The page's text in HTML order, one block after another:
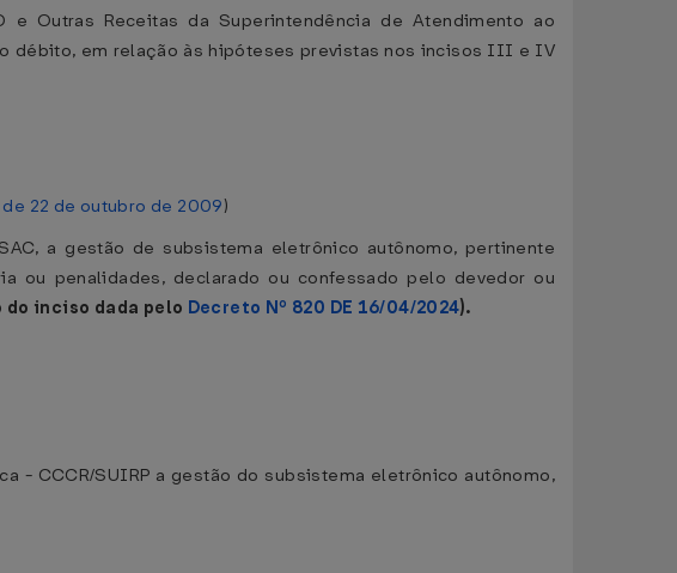
Outras Receitas da Superintendência de Atendimento ao
débito, em relação às hipóteses previstas nos incisos III e IV
de 22 de outubro de 2009)
a gestão de subsistema eletrônico autônomo, pertinente
ou penalidades, declarado ou confessado pelo devedor ou
do inciso dada pelo Decreto Nº 820 DE 16/04/2024).
- CCCR/SUIRP a gestão do subsistema eletrônico autônomo,